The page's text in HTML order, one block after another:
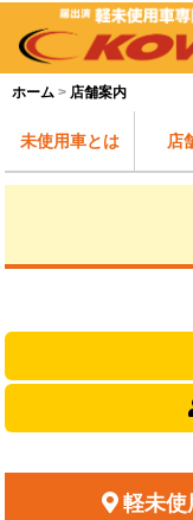
ホーム 店舗案内
未使用車とは 店
軽未使